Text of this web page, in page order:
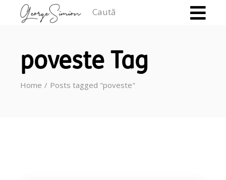
poveste Tag
Home Posts tagged "poveste"